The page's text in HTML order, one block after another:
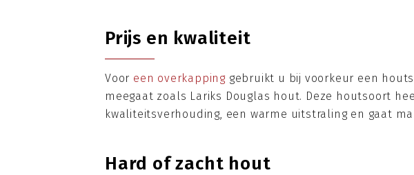
Prijs en kwaliteit
Voor een overkapping gebruikt u bij voorkeur een
meegaat zoals Lariks Douglas hout. Deze houtsoort
kwaliteitsverhouding, een warme uitstraling en gaat
Hard of zacht hout